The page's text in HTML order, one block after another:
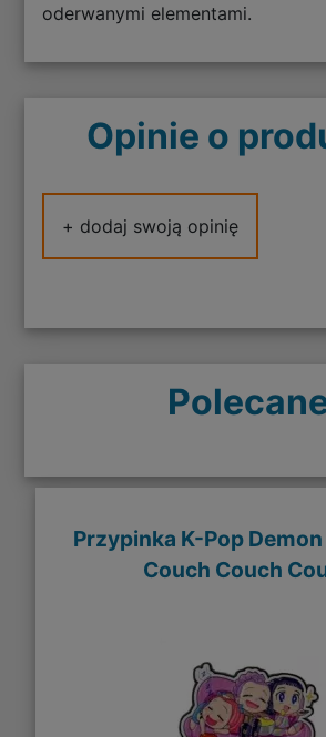
oderwanymi elementami.
Opinie o
+ dodaj swoją opinię
Przypinka K-Pop
Couch Couch